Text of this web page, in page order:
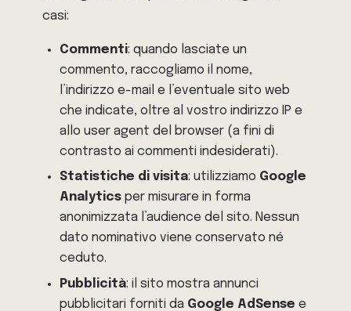
casi:
Commenti: quando lasciate un
commento, raccogliamo il nome,
l’indirizzo e-mail e l’eventuale sito web
che indicate, oltre al vostro indirizzo IP e
allo user agent del browser (a fini di
contrasto ai commenti indesiderati).
Statistiche di visita: utilizziamo Google
Analytics per misurare in forma
anonimizzata l’audience del sito. Nessun
dato nominativo viene conservato né
ceduto.
Pubblicità: il sito mostra annunci
pubblicitari forniti da Google AdSense e